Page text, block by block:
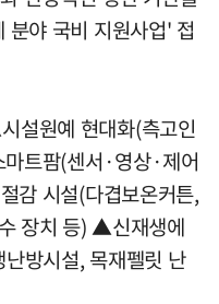
분야 국비 지원사업' 접
설원예 현대화(측고인
트팜(센서·영상·제어
감 시설(다겹보온커튼,
장치 등) ▲신재생에
방시설, 목재펠릿 난